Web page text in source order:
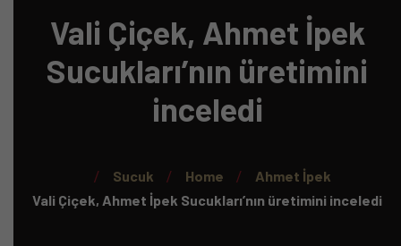
Vali Çiçek, Ahmet İpek
Sucukları’nın üretimini
inceledi
Ahmet İpek
Home
Sucuk
Vali Çiçek, Ahmet İpek Sucukları’nın üretimini inceledi